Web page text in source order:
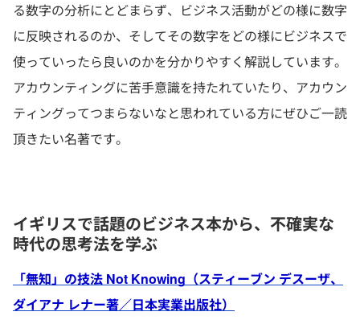
る数字の分析にとどまらず、ビジネス活動がどの様に数字
に反映されるのか、そしてその数字をどの様にビジネスで
使っていったら良いのかを分かりやすく解説しています。
アカウンティングに苦手意識を持たれていたり、アカウン
ティングってつまらないなと思われている方にぜひご一読
頂きたい名著です。
イギリスで話題のビジネス本から、不確実な
時代の思考法を学ぶ
「無知」の技法 Not Knowing（スティーブン デスーザ、
ダイアナ レナー著／日本実業出版社）